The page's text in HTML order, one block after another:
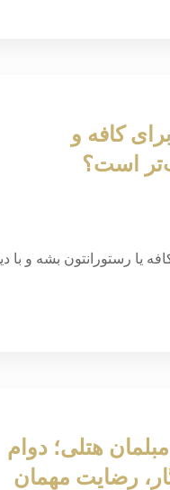
کافه و
است؟
یا رستورانتون بشه و با
هتلی؛ دوام
رضایت مهمان